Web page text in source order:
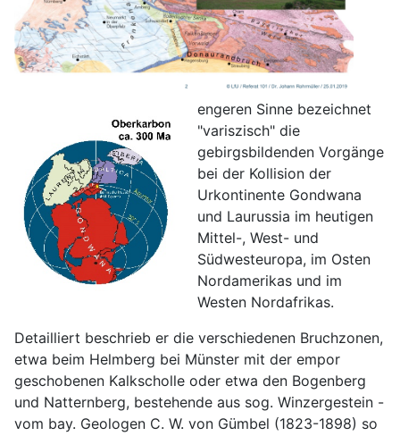
engeren Sinne bezeichnet
"variszisch" die
gebirgsbildenden Vorgänge
bei der Kollision der
Urkontinente Gondwana
und Laurussia im heutigen
Mittel-, West- und
Südwesteuropa, im Osten
Nordamerikas und im
Westen Nordafrikas.
Detailliert beschrieb er die verschiedenen Bruchzonen,
etwa beim Helmberg bei Münster mit der empor
geschobenen Kalkscholle oder etwa den Bogenberg
und Natternberg, bestehende aus sog. Winzergestein -
vom bay. Geologen C. W. von Gümbel (1823-1898) so